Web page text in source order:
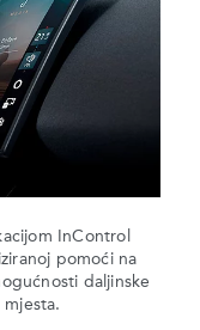
InControl
pomoći na
daljinske